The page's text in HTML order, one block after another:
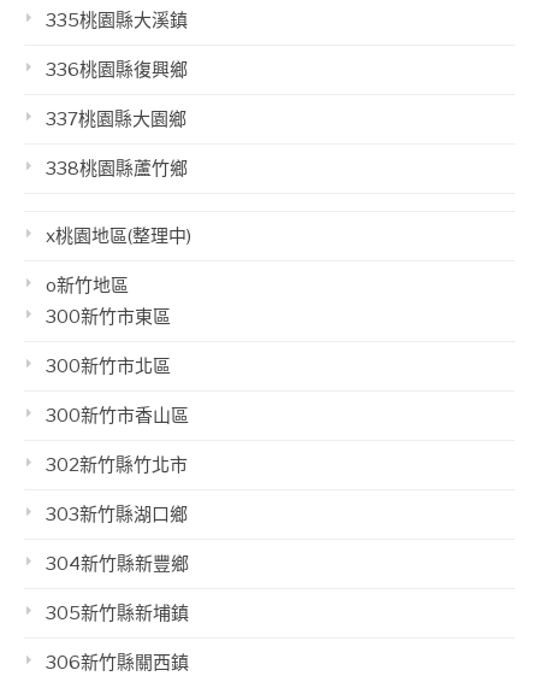
335桃園縣大溪鎮
336桃園縣復興鄉
337桃園縣大園鄉
338桃園縣蘆竹鄉
x桃園地區(整理中)
o新竹地區
300新竹市東區
300新竹市北區
300新竹市香山區
302新竹縣竹北市
303新竹縣湖口鄉
304新竹縣新豐鄉
305新竹縣新埔鎮
306新竹縣關西鎮